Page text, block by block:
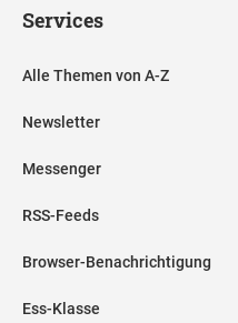
Services
Alle Themen von A-Z
Newsletter
Messenger
RSS-Feeds
Browser-Benachrichtigung
Ess-Klasse